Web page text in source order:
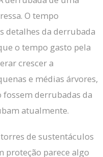
O tempo
detalhes da derrubada
o tempo gasto pela
crescer a
e médias árvores,
derrubadas da
atualmente.
de sustentáculos
proteção parece algo